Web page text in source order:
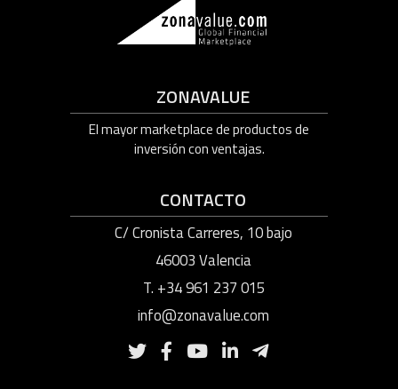
ZONAVALUE
El mayor marketplace de productos de
inversión con ventajas.
CONTACTO
C/ Cronista Carreres, 10 bajo
46003 Valencia
T. +34 961 237 015
info@zonavalue.com